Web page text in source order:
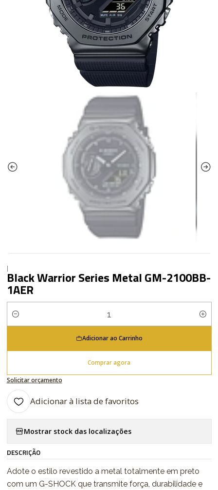
|
Black Warrior Series Metal GM-2100BB-
1AER
Quantidade
Adicionar ao Carrinho
Comprar agora
Solicitar orçamento
Adicionar à lista de favoritos
Mostrar stock das localizações
DESCRIÇÃO
Adote o estilo revestido a metal totalmente em preto
com um G-SHOCK que transmite força, durabilidade e